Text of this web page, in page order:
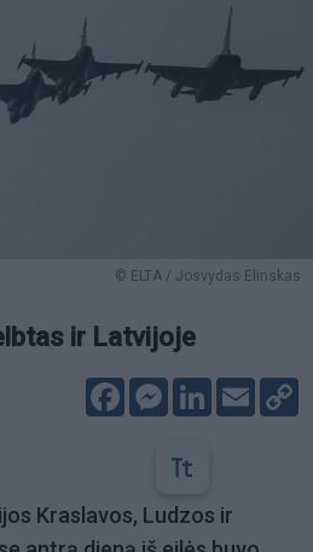
© ELTA / Josvydas Elinskas
ir Latvijoje
FacebookMessenger
LinkedIn
Email
Kraslavos, Ludzos ir